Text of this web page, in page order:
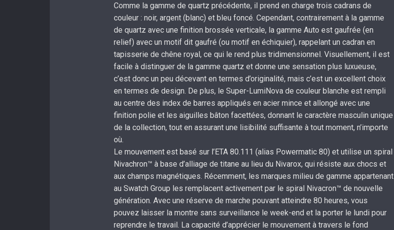
Comme la gamme de quartz précédente, il prend en charge trois cadrans de
couleur : noir, argent (blanc) et bleu foncé. Cependant, contrairement à la gamme
de quartz avec une finition brossée verticale, la gamme Auto est gaufrée (en
relief) avec un motif dit gaufré (ou motif en échiquier), rappelant un cadran en
tapisserie de chêne royal, ce qui le rend plus tridimensionnel. Visuellement, il est
facile à distinguer de la gamme quartz et donne une sensation plus luxueuse,
c’est donc un peu décevant en termes d’originalité, mais c’est un excellent choix
en termes de design. De plus, le Super-LumiNova de couleur blanche est rempli
au centre des index de barres appliqués en acier mince et allongé avec une
finition polie et les aiguilles bâton facettées, donnant le caractère masculin unique
de la collection, tout en assurant une lisibilité suffisante à tout moment, n’importe
où.
Le mouvement est basé sur l’ETA 80.111 (alias Powermatic 80) et utilise un spiral
Nivachron™ à base d’alliage de titane au lieu du Nivarox, qui résiste aux chocs et
aux champs magnétiques. Récemment, les marques milieu de gamme appartenant
au Swatch Group les remplacent activement par le spiral Nivacron™ de nouvelle
génération. Avec une réserve de marche pouvant atteindre 80 heures, vous
pouvez laisser la montre sans surveillance le week-end et la porter le lundi pour
reprendre le travail. La capacité d’apprécier le mouvement à travers le fond